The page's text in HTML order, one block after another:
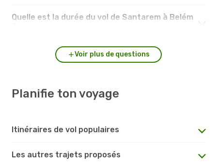
Quelle est la durée du vol de Santarem à Belém
Voir plus de questions
Planifie ton voyage
Itinéraires de vol populaires
Les autres trajets proposés